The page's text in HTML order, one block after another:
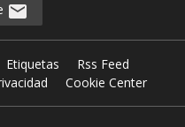
Etiquetas
Rss Feed
Cookie Center